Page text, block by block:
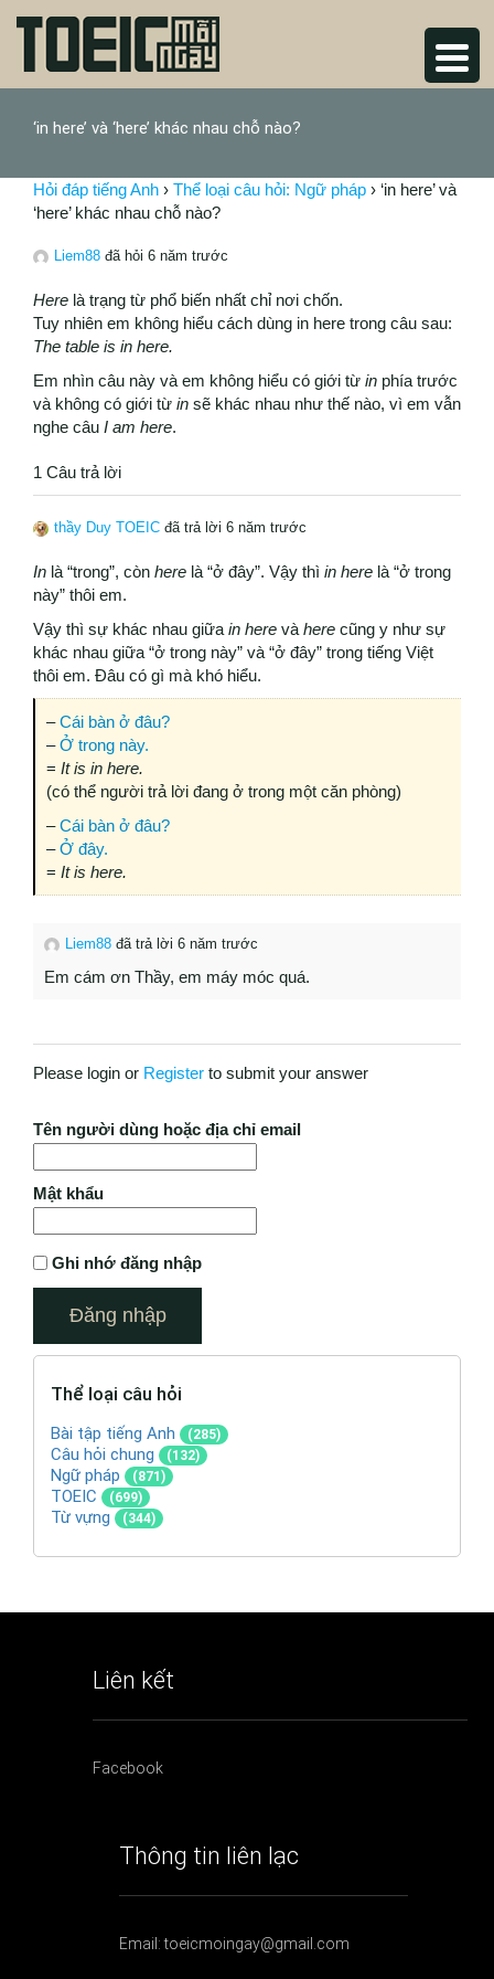
‘in here’ và ‘here’ khác nhau chỗ nào?
Hỏi đáp tiếng Anh › Thể loại câu hỏi: Ngữ pháp › ‘in here’ và
‘here’ khác nhau chỗ nào?
Liem88 đã hỏi 6 năm trước
Here là trạng từ phổ biến nhất chỉ nơi chốn.
Tuy nhiên em không hiểu cách dùng in here trong câu sau:
The table is in here.
Em nhìn câu này và em không hiểu có giới từ in phía trước
và không có giới từ in sẽ khác nhau như thế nào, vì em vẫn
nghe câu I am here.
1 Câu trả lời
thầy Duy TOEIC đã trả lời 6 năm trước
In là “trong”, còn here là “ở đây”. Vậy thì in here là “ở trong
này” thôi em.
Vậy thì sự khác nhau giữa in here và here cũng y như sự
khác nhau giữa “ở trong này” và “ở đây” trong tiếng Việt
thôi em. Đâu có gì mà khó hiểu.
–Cái bàn ở đâu?
–Ở trong này.
= It is in here.
(có thể người trả lời đang ở trong một căn phòng)
–Cái bàn ở đâu?
–Ở đây.
= It is here.
Liem88 đã trả lời 6 năm trước
Em cám ơn Thầy, em máy móc quá.
Please login or Register to submit your answer
Tên người dùng hoặc địa chỉ email
Mật khẩu
Ghi nhớ đăng nhập
Thể loại câu hỏi
Bài tập tiếng Anh (285)
Câu hỏi chung (132)
Ngữ pháp (871)
TOEIC (699)
Từ vựng (344)
Liên kết
Facebook
Thông tin liên lạc
Email: toeicmoingay@gmail.com